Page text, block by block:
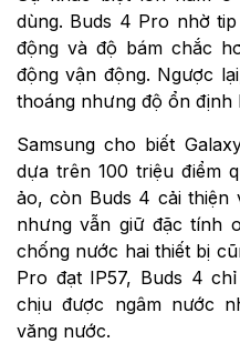
dùng. Buds 4 Pro nhờ
động và độ bám chắc
động vận động. Ngược
thoáng nhưng độ ổn định
Samsung cho biết
dựa trên 100 triệu điểm
ảo, còn Buds 4 cải
nhưng vẫn giữ đặc tính
chống nước hai thiết bị
Pro đạt IP57, Buds 4
chịu được ngâm nước
văng nước.